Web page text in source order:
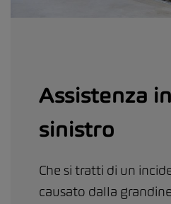
Assistenza
sinistro
Che si tratti di un
causato dalla